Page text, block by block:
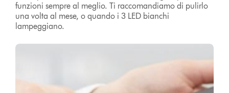
funzioni sempre al meglio. Ti raccomandiamo di pulirlo
una volta al mese, o quando i 3 LED bianchi
lampeggiano.